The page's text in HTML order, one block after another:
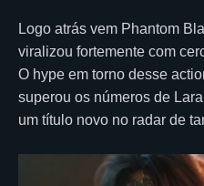
Logo atrás vem Phantom
viralizou fortemente com
O hype em torno desse
superou os números de
um título novo no radar de